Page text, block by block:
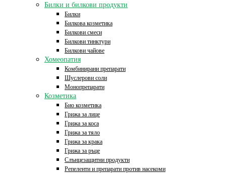
Билки и билкови продукти
Билки
Билкова козметика
Билкови смеси
Билкови тинктури
Билкови чайове
Хомеопатия
Комбинирани препарати
Шуслерови соли
Монопрепарати
Козметика
Био козметика
Грижа за лице
Грижа за коса
Грижа за тяло
Грижа за крака
Грижа за ръце
Слънцезащитни продукти
Репеленти и препарати против насекоми